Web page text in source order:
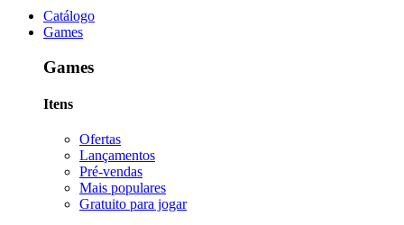
Catálogo
Games
Games
Itens
Ofertas
Lançamentos
Pré-vendas
Mais populares
Gratuito para jogar